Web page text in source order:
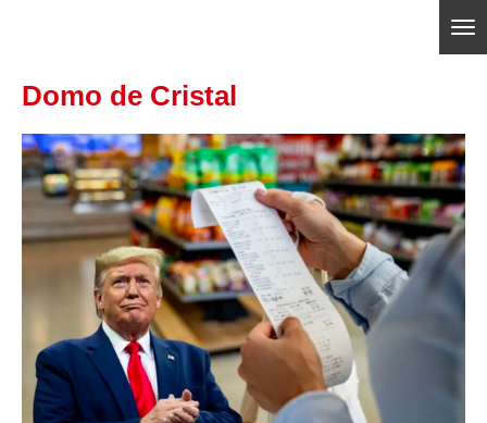
contenido
Domo de Cristal